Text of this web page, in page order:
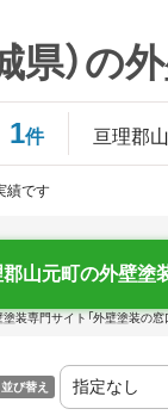
県）の
1件 亘理郡
績です
山元町の外壁塗
装専門サイト「外壁塗装の窓
並び替え